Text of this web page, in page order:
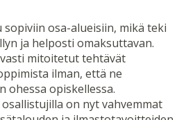
osa-alueisiin, mikä teki
ja helposti omaksuttavan.
mitoitetut tehtävät
ilman, että ne
ohessa opiskellessa.
on nyt vahvemmat